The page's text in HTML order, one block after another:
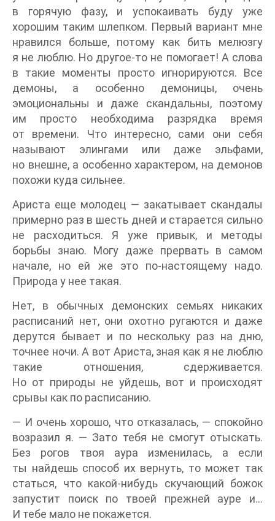
в горячую фазу, и успокаивать буду уже
хорошим таким шлепком. Первый вариант мне
нравился больше, потому как бить мелюзгу
я не люблю. Но другое-то не помогает! А слова
в такие моменты просто игнорируются. Все
демоны, а особенно демоницы, очень
эмоциональны и даже скандальны, поэтому
им просто необходима разрядка время
от времени. Что интересно, сами они себя
называют элингами или даже эльфами,
но внешне, а особенно характером, на демонов
похожи куда сильнее.
Ариста еще молодец — закатывает скандалы
примерно раз в шесть дней и старается сильно
не расходиться. Я уже привык, и методы
борьбы знаю. Могу даже прервать в самом
начале, но ей же это по-настоящему надо.
Природа у нее такая.
Нет, в обычных демонских семьях никаких
расписаний нет, они охотно ругаются и даже
дерутся бывает и по нескольку раз на дню,
точнее ночи. А вот Ариста, зная как я не люблю
такие отношения, сдерживается.
Но от природы не уйдешь, вот и происходят
срывы как по расписанию.
— И очень хорошо, что отказалась, — спокойно
возразил я. — Зато тебя не смогут отыскать.
Без рогов твоя аура изменилась, а если
ты найдешь способ их вернуть, то может так
статься, что какой-нибудь скучающий божок
запустит поиск по твоей прежней ауре и…
И тебе мало не покажется.